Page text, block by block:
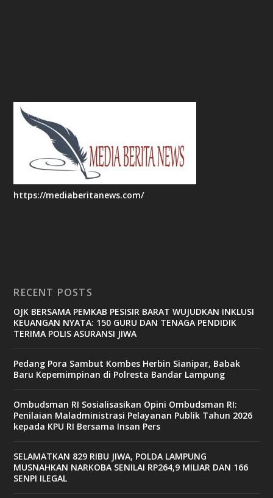
https://mediaberitanews.com/
RECENT POSTS
OJK BERSAMA PEMKAB PESISIR BARAT WUJUDKAN INKLUSI
KEUANGAN NYATA: 150 GURU DAN TENAGA PENDIDIK
TERIMA POLIS ASURANSI JIWA
Pedang Pora Sambut Kombes Herbin Sianipar, Babak
Baru Kepemimpinan di Polresta Bandar Lampung
Ombudsman RI Sosialisasikan Opini Ombudsman RI:
Penilaian Maladministrasi Pelayanan Publik Tahun 2026
kepada KPU RI Bersama Insan Pers
SELAMATKAN 829 RIBU JIWA, POLDA LAMPUNG
MUSNAHKAN NARKOBA SENILAI RP264,9 MILIAR DAN 166
SENPI ILEGAL